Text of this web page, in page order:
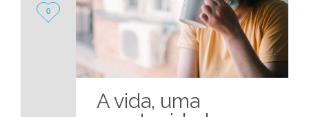
Love
0
A vida, uma